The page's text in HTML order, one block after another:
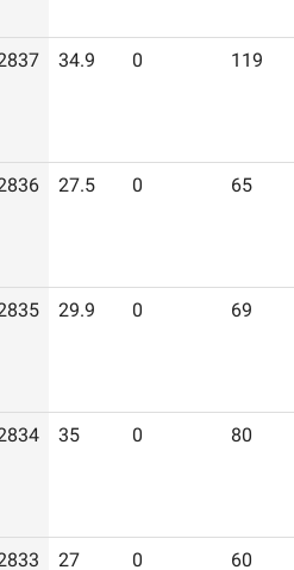
34.9 0 119
27.5 0 65
29.9 0 69
35 0 80
27 0 60